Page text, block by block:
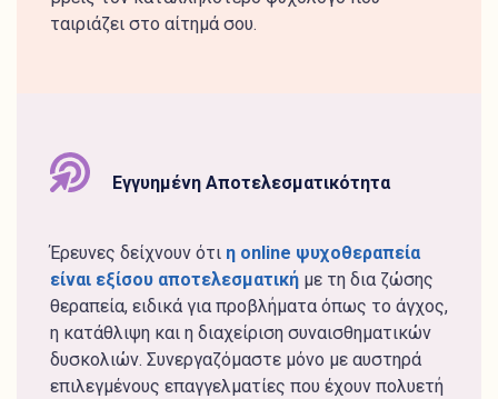
ταιριάζει στο αίτημά σου.
Εγγυημένη Αποτελεσματικότητα
Έρευνες δείχνουν ότι η online ψυχοθεραπεία
είναι εξίσου αποτελεσματική με τη δια ζώσης
θεραπεία, ειδικά για προβλήματα όπως το άγχος,
η κατάθλιψη και η διαχείριση συναισθηματικών
δυσκολιών. Συνεργαζόμαστε μόνο με αυστηρά
επιλεγμένους επαγγελματίες που έχουν πολυετή